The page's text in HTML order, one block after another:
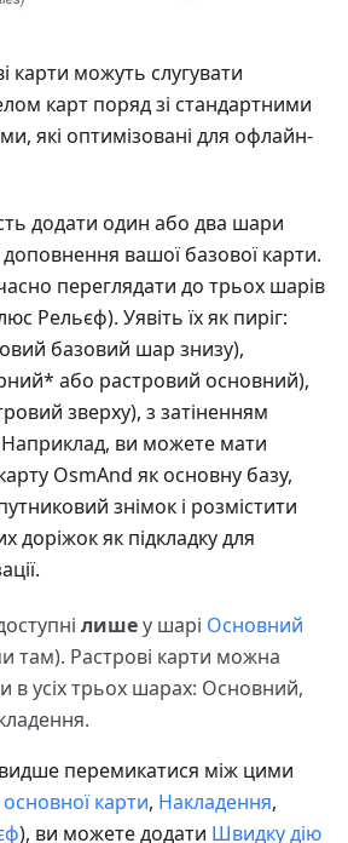
карти можуть слугувати
карт поряд зі стандартними
які оптимізовані для офлайн-
додати один або два шари
вашої базової карти.
переглядати до трьох шарів
Рельєф). Уявіть їх як пиріг:
базовий шар знизу),
або растровий основний),
зверху), з затіненням
Наприклад, ви можете мати
OsmAnd як основну базу,
знімок і розмістити
доріжок як підкладку для
лишеу шарі Основний
там). Растрові карти можна
в усіх трьох шарах: Основний,
перемикатися між цими
карти, Накладення,
), ви можете додати Швидку дію